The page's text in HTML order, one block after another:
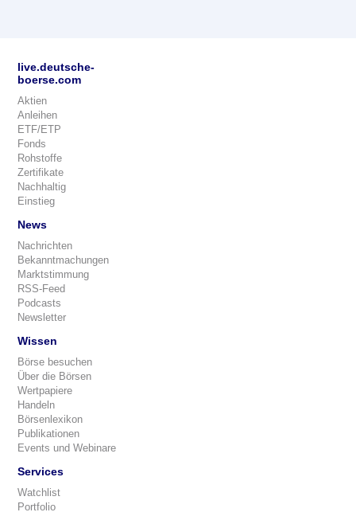
live.deutsche-
boerse.com
Aktien
Anleihen
ETF/ETP
Fonds
Rohstoffe
Zertifikate
Nachhaltig
Einstieg
News
Nachrichten
Bekanntmachungen
Marktstimmung
RSS-Feed
Podcasts
Newsletter
Wissen
Börse besuchen
Über die Börsen
Wertpapiere
Handeln
Börsenlexikon
Publikationen
Events und Webinare
Services
Watchlist
Portfolio